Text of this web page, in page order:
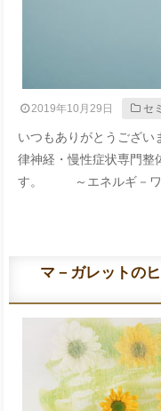
2019年10月29日 セ
いつもありがとうござい
律神経・慢性症状専門整
す。 ～エネルギ－ワ
マ－ガレットの